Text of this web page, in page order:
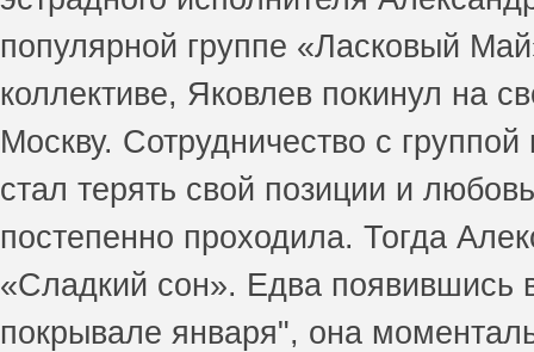
популярной группе «Ласковый
коллективе, Яковлев покинул на
Москву. Сотрудничество с
стал терять свой позиции и
постепенно проходила. Тогда
«Сладкий сон». Едва
покрывале января", она